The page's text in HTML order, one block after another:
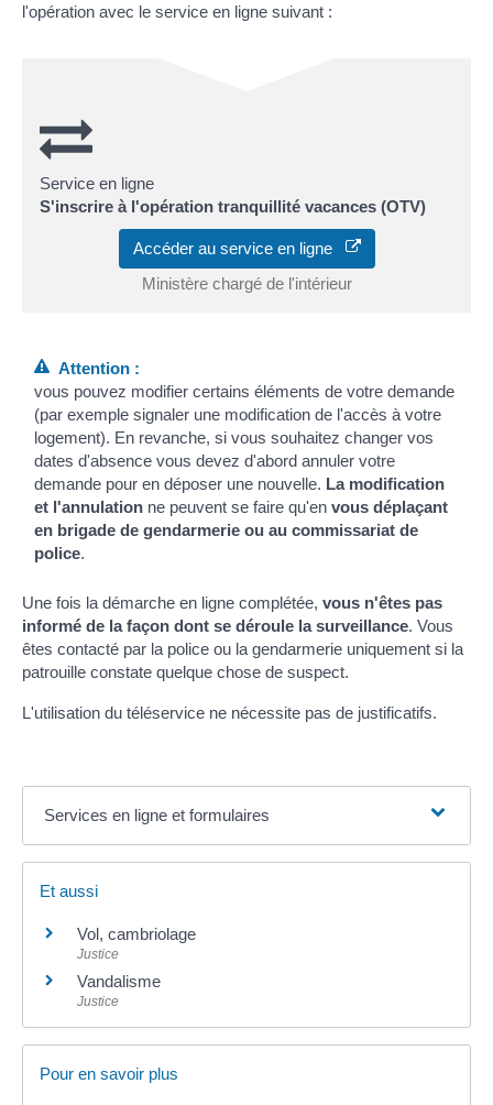
l'opération avec le service en ligne suivant :
Service en ligne
S'inscrire à l'opération tranquillité vacances (OTV)
Accéder au service en ligne
Ministère chargé de l'intérieur
Attention :
vous pouvez modifier certains éléments de votre demande
(par exemple signaler une modification de l'accès à votre
logement). En revanche, si vous souhaitez changer vos
dates d'absence vous devez d'abord annuler votre
demande pour en déposer une nouvelle. La modification
et l'annulation ne peuvent se faire qu'envous déplaçant
en brigade de gendarmerie ou au commissariat de
police.
Une fois la démarche en ligne complétée, vous n'êtes pas
informé de la façon dont se déroule la surveillance. Vous
êtes contacté par la police ou la gendarmerie uniquement si la
patrouille constate quelque chose de suspect.
L'utilisation du téléservice ne nécessite pas de justificatifs.
Services en ligne et formulaires
Et aussi
Vol, cambriolage
Justice
Vandalisme
Justice
Pour en savoir plus